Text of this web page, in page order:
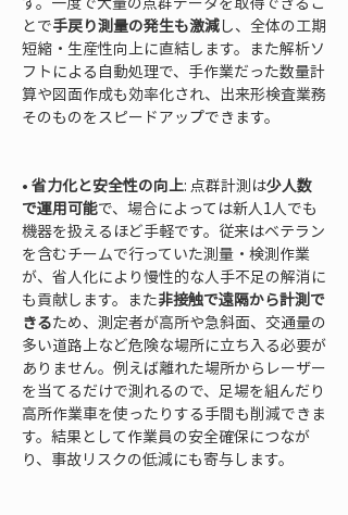
とで手戻り測量の発生も激減し、全体の工期
短縮・生産性向上に直結します。また解析ソ
フトによる自動処理で、手作業だった数量計
算や図面作成も効率化され、出来形検査業務
そのものをスピードアップできます。
• 省力化と安全性の向上: 点群計測は少人数
で運用可能で、場合によっては新人1人でも
機器を扱えるほど手軽です。従来はベテラン
を含むチームで行っていた測量・検測作業
が、省人化により慢性的な人手不足の解消に
も貢献します。また非接触で遠隔から計測で
きるため、測定者が高所や急斜面、交通量の
多い道路上など危険な場所に立ち入る必要が
ありません。例えば離れた場所からレーザー
を当てるだけで測れるので、足場を組んだり
高所作業車を使ったりする手間も削減できま
す。結果として作業員の安全確保につなが
り、事故リスクの低減にも寄与します。